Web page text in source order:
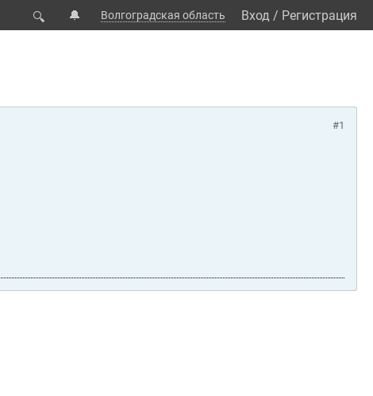
🔍 🔔 Волгоградская область Вход / Регистрация
#1